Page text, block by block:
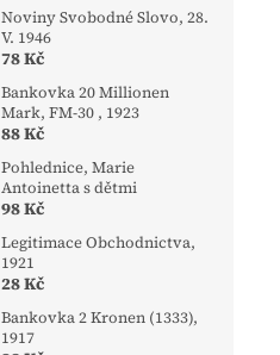
Noviny Svobodné Slovo, 28.
V. 1946
78 Kč
Bankovka 20 Millionen
Mark, FM-30 , 1923
88 Kč
Pohlednice, Marie
Antoinetta s dětmi
98 Kč
Legitimace Obchodnictva,
1921
28 Kč
Bankovka 2 Kronen (1333),
1917